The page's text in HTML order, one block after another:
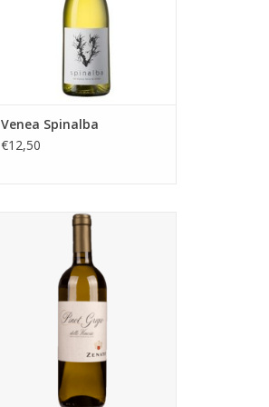
Venea Spinalba
€12,50
Pinot Grigio, aangevuld met een
klein percentage Chardonnay,
met de hand geplukt van
Zenato's wijngaard bij Pesina di
Caprino in de regio Veneto.
Krachtig, sappig, aromatisch en
fruitig. Behoorlijk complex met
een hint van citrusvruchten,
meloen en perzi
TOEVOEGEN AAN WINKELWAGEN